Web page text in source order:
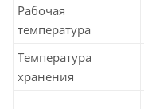
Рабочая
температура
Температура
хранения